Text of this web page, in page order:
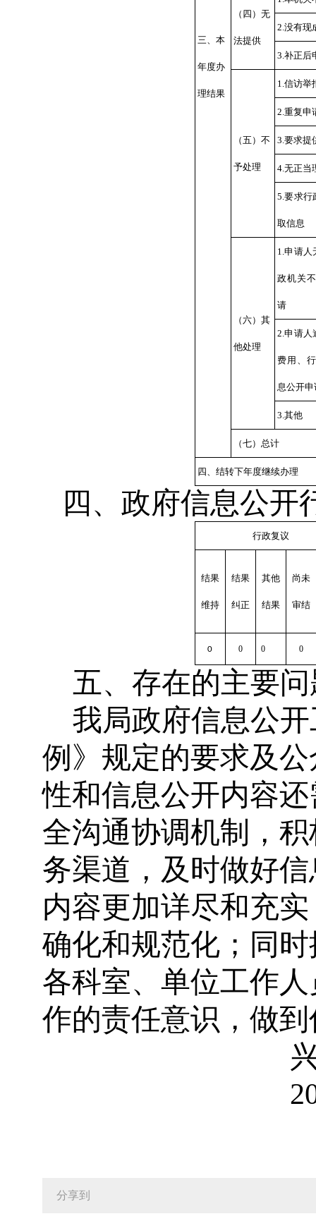
三、本
年度办
理结果
（四）无
法提供
2.没有现
3.补正后
（五）不
予处理
1.信访举
2.重复申
3.要求提
4.无正当
5.要求行
取信息
（六）其
他处理
1.申请人
政机关
请
2.申请人
费用、
息公开申
3.其他
（七）总计
四、结转下年度继续办理
四、政府信息公开
行政复议
结果
维持
结果
纠正
其他
结果
尚未
审结
0 0 0 0
五、存在的主要
我局政府信息公
例》规定的要求及
性和信息公开内容
全沟通协调机制， 积
务渠道，及时做好
内容更加详尽和充
确化和规范化；同时
各科室、单位工作
作的责任意识，做
分享到